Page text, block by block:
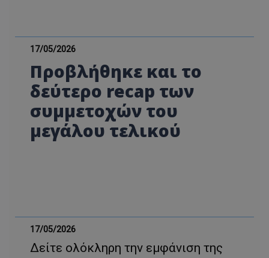
17/05/2026
Προβλήθηκε και το
δεύτερο recap των
συμμετοχών του
μεγάλου τελικού
17/05/2026
Δείτε ολόκληρη την εμφάνιση της